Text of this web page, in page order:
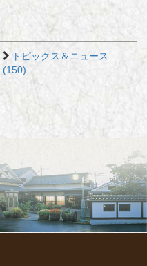
トピックス＆ニュース
(150)